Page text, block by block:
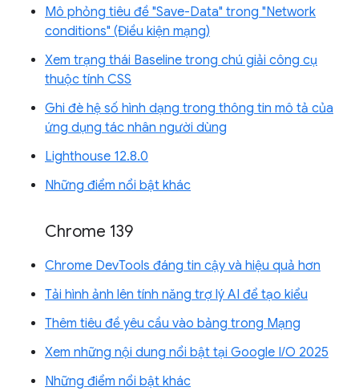
Mô phỏng tiêu đề "Save-Data" trong "Network
conditions" (Điều kiện mạng)
Xem trạng thái Baseline trong chú giải công cụ
thuộc tính CSS
Ghi đè hệ số hình dạng trong thông tin mô tả của
ứng dụng tác nhân người dùng
Lighthouse 12.8.0
Những điểm nổi bật khác
Chrome 139
Chrome DevTools đáng tin cậy và hiệu quả hơn
Tải hình ảnh lên tính năng trợ lý AI để tạo kiểu
Thêm tiêu đề yêu cầu vào bảng trong Mạng
Xem những nội dung nổi bật tại Google I/O 2025
Những điểm nổi bật khác